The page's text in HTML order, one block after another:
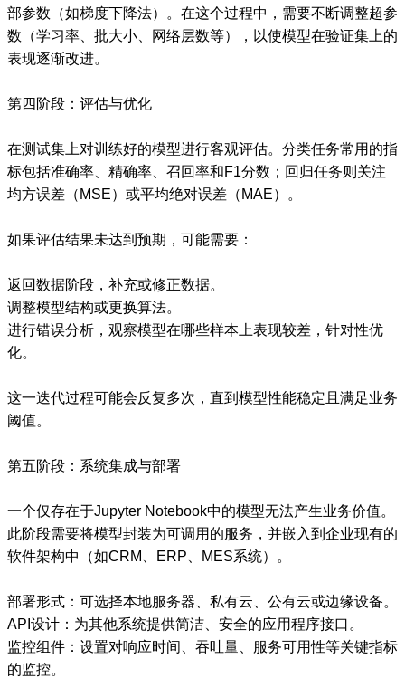
部参数（如梯度下降法）。在这个过程中，需要不断调整超参
数（学习率、批大小、网络层数等），以使模型在验证集上的
表现逐渐改进。
第四阶段：评估与优化
在测试集上对训练好的模型进行客观评估。分类任务常用的指
标包括准确率、精确率、召回率和F1分数；回归任务则关注
均方误差（MSE）或平均绝对误差（MAE）。
如果评估结果未达到预期，可能需要：
返回数据阶段，补充或修正数据。
调整模型结构或更换算法。
进行错误分析，观察模型在哪些样本上表现较差，针对性优
化。
这一迭代过程可能会反复多次，直到模型性能稳定且满足业务
阈值。
第五阶段：系统集成与部署
一个仅存在于Jupyter Notebook中的模型无法产生业务价值。
此阶段需要将模型封装为可调用的服务，并嵌入到企业现有的
软件架构中（如CRM、ERP、MES系统）。
部署形式：可选择本地服务器、私有云、公有云或边缘设备。
API设计：为其他系统提供简洁、安全的应用程序接口。
监控组件：设置对响应时间、吞吐量、服务可用性等关键指标
的监控。